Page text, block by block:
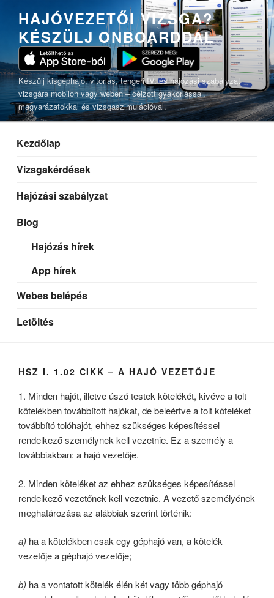
HAJÓVEZETŐI VIZSGA?
KÉSZÜLJ ONBOARDDAL
Készülj kisgéphajó, vitorlás, tengeri IV. és hajózási szabályzat
vizsgára mobilon vagy weben – célzott gyakorlással,
magyarázatokkal és vizsgaszimulációval.
Kezdőlap
Vizsgakérdések
Hajózási szabályzat
Blog
Hajózás hírek
App hírek
Webes belépés
Letöltés
HSZ I. 1.02 CIKK – A HAJÓ VEZETŐJE
1. Minden hajót, illetve úszó testek kötelékét, kivéve a tolt
kötelékben továbbított hajókat, de beleértve a tolt köteléket
továbbító tolóhajót, ehhez szükséges képesítéssel
rendelkező személynek kell vezetnie. Ez a személy a
továbbiakban: a hajó vezetője.
2. Minden köteléket az ehhez szükséges képesítéssel
rendelkező vezetőnek kell vezetnie. A vezető személyének
meghatározása az alábbiak szerint történik:
a) ha a kötelékben csak egy géphajó van, a kötelék
vezetője a géphajó vezetője;
b) ha a vontatott kötelék élén két vagy több géphajó